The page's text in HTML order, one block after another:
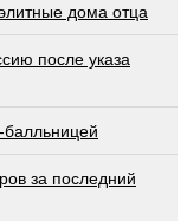
дома отца
после указа
балльницей
за последний